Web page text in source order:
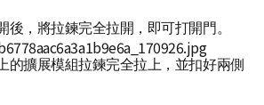
後，將拉鍊完全拉開，即可打開門。
的擴展模組拉鍊完全拉上，並扣好兩側